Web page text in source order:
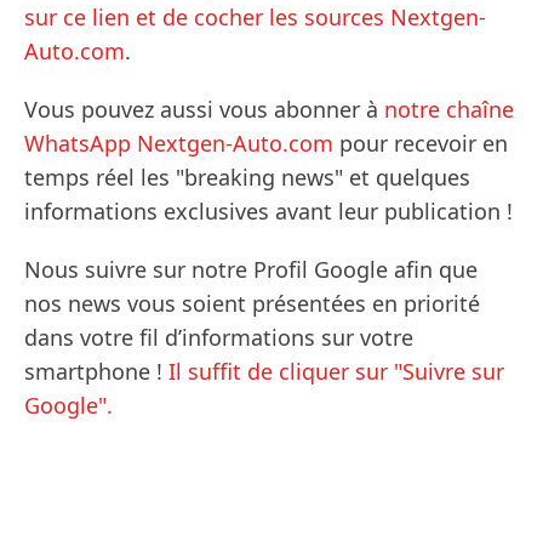
sur ce lien et de cocher les sources Nextgen-
Auto.com.
Vous pouvez aussi vous abonner à notre chaîne
WhatsApp Nextgen-Auto.com pour recevoir en
temps réel les "breaking news" et quelques
informations exclusives avant leur publication !
Nous suivre sur notre Profil Google afin que
nos news vous soient présentées en priorité
dans votre fil d’informations sur votre
smartphone ! Il suffit de cliquer sur "Suivre sur
Google".